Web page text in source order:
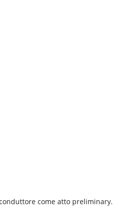
come atto preliminary.